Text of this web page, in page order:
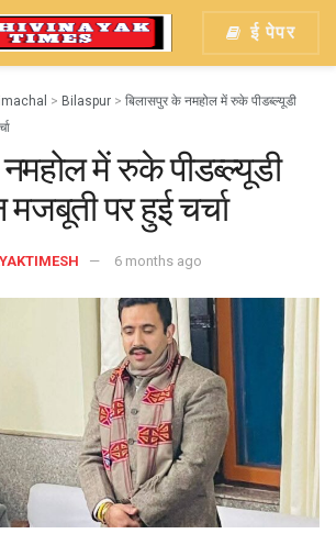
ई पेपर
> Bilaspur > बिलासपुर के नमहोल में रुके पीडब्ल्यूडी
में रुके पीडब्ल्यूडी
पर हुई चर्चा
6 months ago